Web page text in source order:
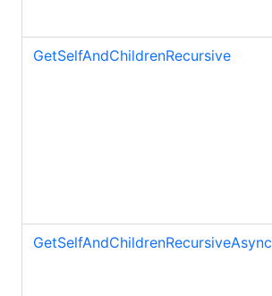
GetSelfAndChildrenRecursive
GetSelfAndChildrenRecursiveAsync